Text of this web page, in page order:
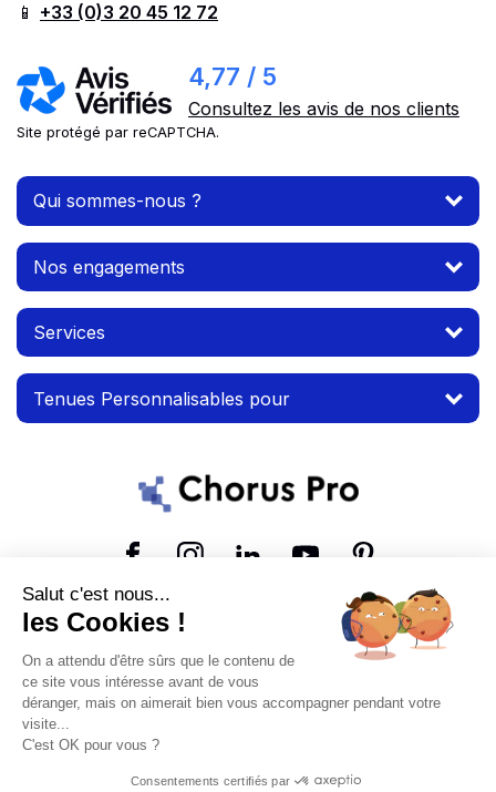
📱 +33 (0)3 20 45 12 72
4,77 / 5
Consultez les avis de nos clients
Site protégé par reCAPTCHA.
Qui sommes-nous ?
Nos engagements
Services
Tenues Personnalisables pour
© 2026 MTP. Tous droits réservés.
Conditions d'utilisation Mentions légales
Salut c'est nous...
les Cookies !
On a attendu d'être sûrs que le contenu de
ce site vous intéresse avant de vous
déranger, mais on aimerait bien vous accompagner pendant votre
visite...
C'est OK pour vous ?
Consentements certifiés par